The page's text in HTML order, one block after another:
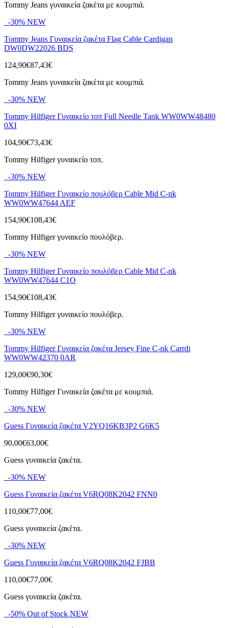
Tommy Jeans γυναικεία ζακέτα με κουμπιά.
-30% NEW
Tommy Jeans Γυναικεία ζακέτα Flag Cable Cardigan
DW0DW22026 BDS
124,90€87,43€
Tommy Jeans γυναικεία ζακέτα με κουμπιά.
-30% NEW
Tommy Hilfiger Γυναικείο τοπ Full Needle Tank WW0WW48480
0XI
104,90€73,43€
Tommy Hilfiger γυναικείο τοπ.
-30% NEW
Tommy Hilfiger Γυναικείο πουλόβερ Cable Mid C-nk
WW0WW47644 AEF
154,90€108,43€
Tommy Hilfiger γυναικείο πουλόβερ.
-30% NEW
Tommy Hilfiger Γυναικείο πουλόβερ Cable Mid C-nk
WW0WW47644 C1O
154,90€108,43€
Tommy Hilfiger γυναικείο πουλόβερ.
-30% NEW
Tommy Hilfiger Γυναικεία ζακέτα Jersey Fine C-nk Carrdi
WW0WW42370 0AR
129,00€90,30€
Tommy Hilfiger Γυναικεία ζακέτα με κουμπιά.
-30% NEW
Guess Γυναικεία ζακέτα V2YQ16KB3P2 G6K5
90,00€63,00€
Guess γυναικεία ζακέτα.
-30% NEW
Guess Γυναικεία ζακέτα V6RQ08K2042 FNN0
110,00€77,00€
Guess γυναικεία ζακέτα.
-30% NEW
Guess Γυναικεία ζακέτα V6RQ08K2042 FJBB
110,00€77,00€
Guess γυναικεία ζακέτα.
-50% Out of Stock NEW